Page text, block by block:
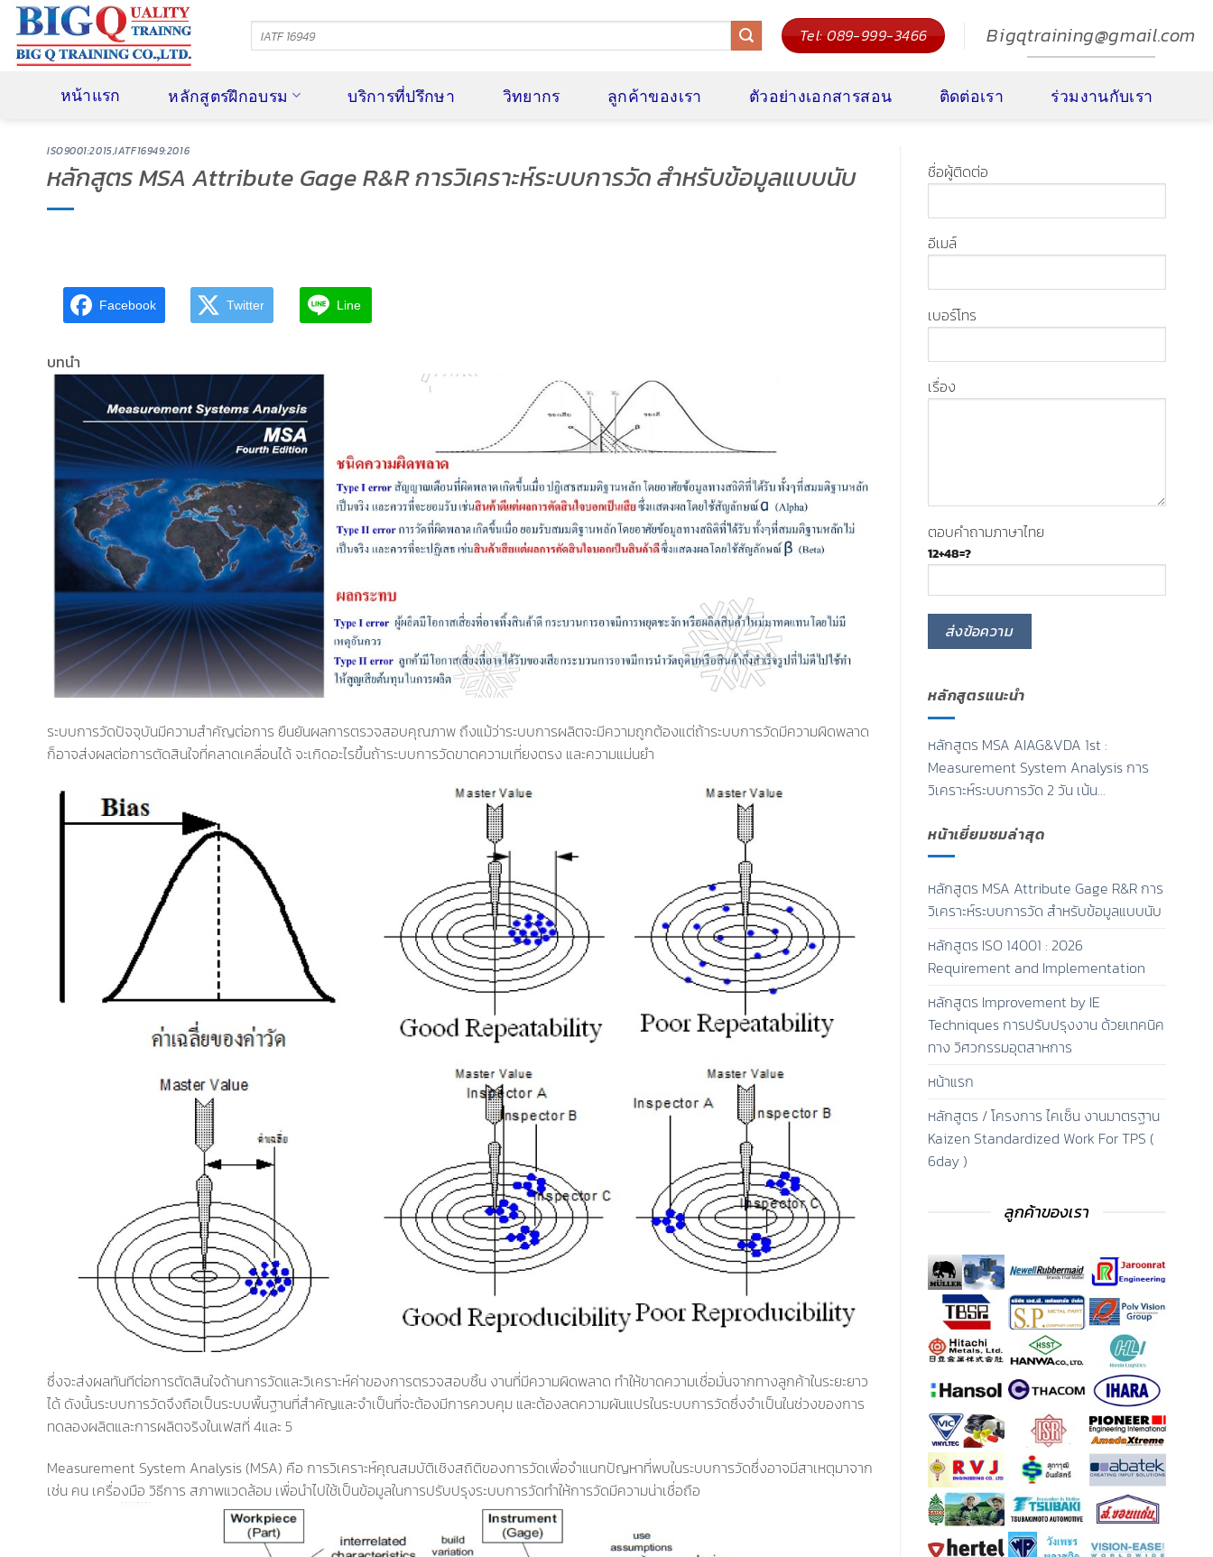
ข้าม
Tel: 089-999-3466 Bigqtraining@gmail.com
หน้าแรก หลักสูตรฝึกอบรม บริการที่ปรึกษา วิทยากร ลูกค้าของเรา ตัวอย่างเอกสารสอน ติดต่อเรา ร่วมงานกับเรา
ISO9001:2015,IATF16949:2016
หลักสูตร MSA Attribute Gage R&R การวิเคราะห์ระบบการวัด สำหรับข้อมูลแบบนับ
Facebook Twitter Line
บทนำ
ระบบการวัดปัจจุบันมีความสำคัญต่อการ ยืนยันผลการตรวจสอบคุณภาพ ถึงแม้ว่าระบบการผลิตจะมีความถูกต้องแต่ถ้าระบบการวัดมีความผิดพลาด
ก็อาจส่งผลต่อการตัดสินใจที่คลาดเคลื่อนได้ จะเกิดอะไรขึ้นถ้าระบบการวัดขาดความเที่ยงตรง และความแม่นยำ
ซึ่งจะส่งผลทันทีต่อการตัดสินใจด้านการวัดและวิเคราะห์ค่าของการตรวจสอบชิ้น งานที่มีความผิดพลาด ทำให้ขาดความเชื่อมั่นจากทางลูกค้าในระยะยาว
ได้ ดังนั้นระบบการวัดจึงถือเป็นระบบพื้นฐานที่สำคัญและจำเป็นที่จะต้องมีการควบคุม และต้องลดความผันแปรในระบบการวัดซึ่งจำเป็นในช่วงของการ
ทดลองผลิตและการผลิตจริงในเฟสที่ 4และ 5
Measurement System Analysis (MSA) คือ การวิเคราะห์คุณสมบัติเชิงสถิติของการวัดเพื่อจำแนกปัญหาที่พบในระบบการวัดซึ่งอาจมีสาเหตุมาจาก
เช่น คน เครื่องมือ วิธีการ สภาพแวดล้อม เพื่อนำไปใช้เป็นข้อมูลในการปรับปรุงระบบการวัดทำให้การวัดมีความน่าเชื่อถือ
ชื่อผู้ติดต่อ
อีเมล์
เบอร์โทร
เรื่อง
ตอบคำถามภาษาไทย
12+48=?
หลักสูตรแนะนำ
หลักสูตร MSA AIAG&VDA 1st :
Measurement System Analysis การ
วิเคราะห์ระบบการวัด 2 วัน เน้น…
หน้าเยี่ยมชมล่าสุด
หลักสูตร MSA Attribute Gage R&R การ
วิเคราะห์ระบบการวัด สำหรับข้อมูลแบบนับ
หลักสูตร ISO 14001 : 2026
Requirement and Implementation
หลักสูตร Improvement by IE
Techniques การปรับปรุงงาน ด้วยเทคนิค
ทาง วิศวกรรมอุตสาหการ
หน้าแรก
หลักสูตร / โครงการ ไคเซ็น งานมาตรฐาน
Kaizen Standardized Work For TPS (
6day )
ลูกค้าของเรา